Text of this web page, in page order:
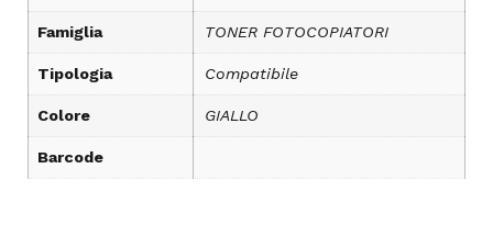
Famiglia TONER FOTOCOPIATORI
Tipologia Compatibile
Colore GIALLO
Barcode